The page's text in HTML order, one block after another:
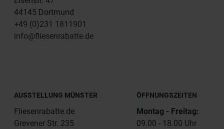
44145 Dortmund
+49 (0)231 1811901
info@fliesenrabatte.de
AUSSTELLUNG MÜNSTER
Fliesenrabatte.de
Grevener Str. 235
ÖFFNUNGSZEITEN
Montag - Freitag:
09.00 - 18.00 Uhr